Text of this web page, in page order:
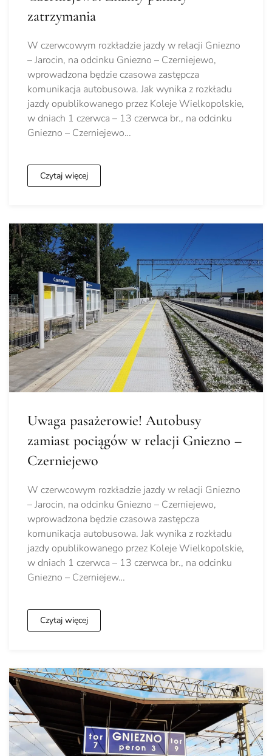
zatrzymania
W czerwcowym rozkładzie jazdy w relacji Gniezno
– Jarocin, na odcinku Gniezno – Czerniejewo,
wprowadzona będzie czasowa zastępcza
komunikacja autobusowa. Jak wynika z rozkładu
jazdy opublikowanego przez Koleje Wielkopolskie,
w dniach 1 czerwca – 13 czerwca br., na odcinku
Gniezno – Czerniejewo…
Czytaj więcej
Uwaga pasażerowie! Autobusy
zamiast pociągów w relacji Gniezno –
Czerniejewo
W czerwcowym rozkładzie jazdy w relacji Gniezno
– Jarocin, na odcinku Gniezno – Czerniejewo,
wprowadzona będzie czasowa zastępcza
komunikacja autobusowa. Jak wynika z rozkładu
jazdy opublikowanego przez Koleje Wielkopolskie,
w dniach 1 czerwca – 13 czerwca br., na odcinku
Gniezno – Czerniejew…
Czytaj więcej